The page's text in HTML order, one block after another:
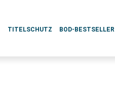
TITELSCHUTZ BOD-BESTSELLER